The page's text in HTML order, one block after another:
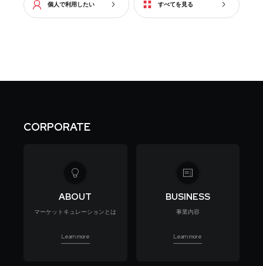
個人で利用したい すべてを見る
CORPORATE
ABOUT
マーケットキュレーションとは
Learn more
BUSINESS
事業内容
Learn more